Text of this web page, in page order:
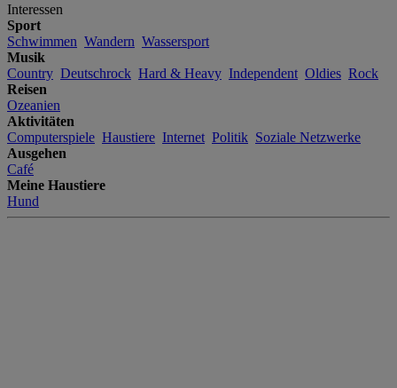
Interessen
Sport
Schwimmen Wandern Wassersport
Musik
Country Deutschrock Hard & Heavy Independent Oldies Rock
Reisen
Ozeanien
Aktivitäten
Computerspiele Haustiere Internet Politik Soziale Netzwerke
Ausgehen
Café
Meine Haustiere
Hund